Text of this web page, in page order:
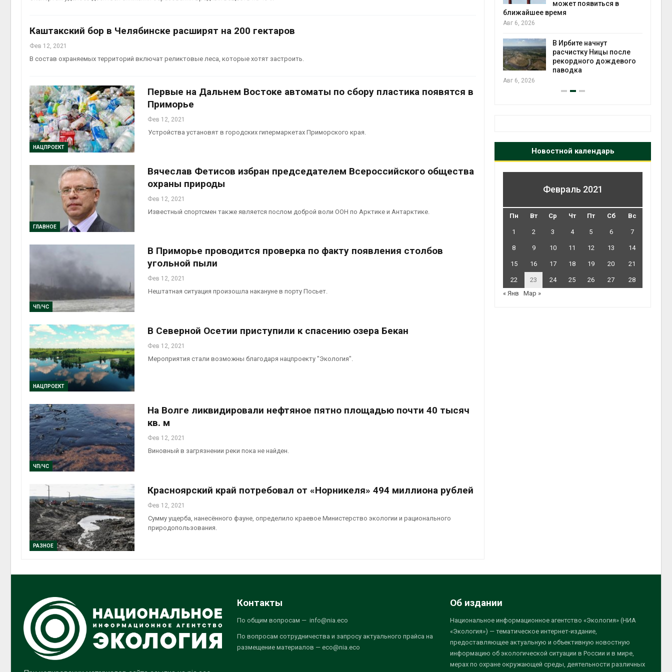
Каштакский бор в Челябинске расширят на 200 гектаров
Фев 12, 2021
В состав охраняемых территорий включат реликтовые леса, которые хотят застроить.
НАЦПРОЕКТ
Первые на Дальнем Востоке автоматы по сбору пластика появятся в
Приморье
Фев 12, 2021
Устройства установят в городских гипермаркетах Приморского края.
ГЛАВНОЕ
Вячеслав Фетисов избран председателем Всероссийского общества
охраны природы
Фев 12, 2021
Известный спортсмен также является послом доброй воли ООН по Арктике и Антарктике.
ЧП/ЧС
В Приморье проводится проверка по факту появления столбов
угольной пыли
Фев 12, 2021
Нештатная ситуация произошла накануне в порту Посьет.
НАЦПРОЕКТ
В Северной Осетии приступили к спасению озера Бекан
Фев 12, 2021
Мероприятия стали возможны благодаря нацпроекту "Экология".
ЧП/ЧС
На Волге ликвидировали нефтяное пятно площадью почти 40 тысяч
кв. м
Фев 12, 2021
Виновный в загрязнении реки пока не найден.
РАЗНОЕ
Красноярский край потребовал от «Норникеля» 494 миллиона рублей
Фев 12, 2021
Сумму ущерба, нанесённого фауне, определило краевое Министерство экологии и рационального
природопользования.
использовать
Авг 5, 2026
может появиться в
ближайшее время
Авг 6, 2026
В Ирбите начнут
расчистку Ницы после
рекордного дождевого
паводка
Авг 6, 2026
Новостной календарь
Февраль 2021
Пн Вт Ср Чт Пт Сб Вс
1 2 3 4 5 6 7
8 9 10 11 12 13 14
15 16 17 18 19 20 21
22 23 24 25 26 27
28
« Янв
Мар »
Контакты
По общим вопросам — info@nia.eco
По вопросам сотрудничества и запросу актуального прайса на
размещение материалов — eco@nia.eco
Об издании
Национальное информационное агентство «Экология» (НИА
«Экология») — тематическое интернет-издание,
предоставляющее актуальную и объективную новостную
информацию об экологической ситуации в России и в мире,
мерах по охране окружающей среды, деятельности различных